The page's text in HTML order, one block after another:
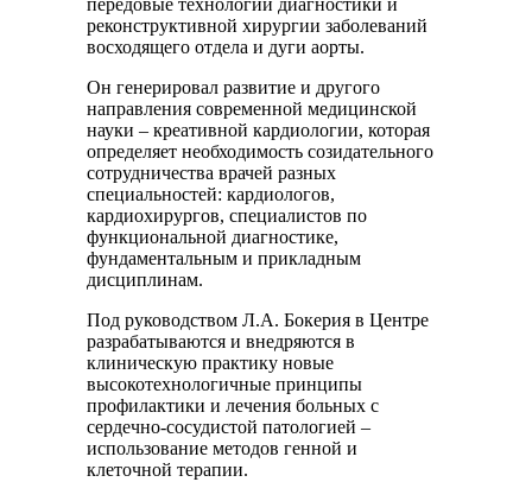
передовые технологии диагностики и
реконструктивной хирургии заболеваний
восходящего отдела и дуги аорты.
Он генерировал развитие и другого
направления современной медицинской
науки – креативной кардиологии, которая
определяет необходимость созидательного
сотрудничества врачей разных
специальностей: кардиологов,
кардиохирургов, специалистов по
функциональной диагностике,
фундаментальным и прикладным
дисциплинам.
Под руководством Л.А. Бокерия в Центре
разрабатываются и внедряются в
клиническую практику новые
высокотехнологичные принципы
профилактики и лечения больных с
сердечно-сосудистой патологией –
использование методов генной и
клеточной терапии.